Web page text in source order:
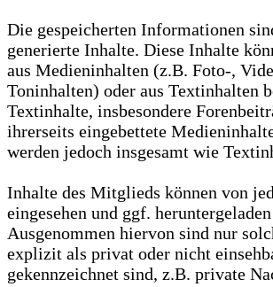
Die gespeicherten Informationen
generierte Inhalte. Diese Inhalte
aus Medieninhalten (z.B. Foto-,
Toninhalten) oder aus Textinhalten
Textinhalte, insbesondere
ihrerseits eingebettete
werden jedoch insgesamt wie
Inhalte des Mitglieds können von
eingesehen und ggf.
Ausgenommen hiervon sind nur
explizit als privat oder nicht
gekennzeichnet sind, z.B. private